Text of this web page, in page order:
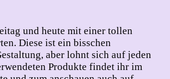
und heute mit einer tollen
Diese ist ein bisschen
aber lohnt sich auf jeden
Produkte findet ihr im